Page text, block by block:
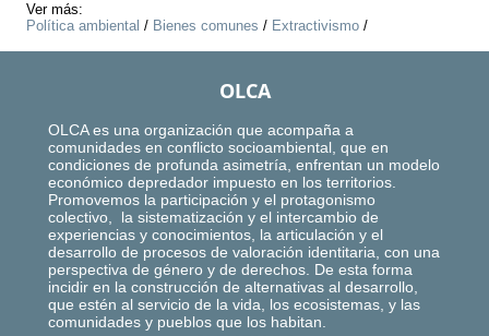
Ver más:
Política ambiental / Bienes comunes / Extractivismo /
OLCA
OLCA es una organización que acompaña a
comunidades en conflicto socioambiental, que en
condiciones de profunda asimetría, enfrentan un modelo
económico depredador impuesto en los territorios.
Promovemos la participación y el protagonismo
colectivo, la sistematización y el intercambio de
experiencias y conocimientos, la articulación y el
desarrollo de procesos de valoración identitaria, con una
perspectiva de género y de derechos. De esta forma
incidir en la construcción de alternativas al desarrollo,
que estén al servicio de la vida, los ecosistemas, y las
comunidades y pueblos que los habitan.